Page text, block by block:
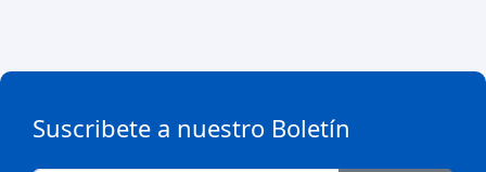
Suscribete a nuestro Boletín